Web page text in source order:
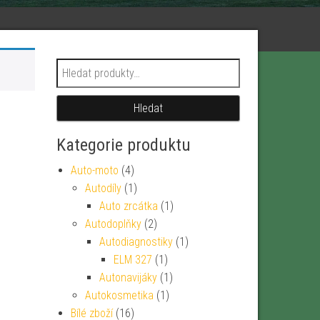
Hledat:
Hledat
Kategorie produktu
Auto-moto (4)
Autodíly (1)
Auto zrcátka (1)
Autodoplňky (2)
Autodiagnostiky (1)
ELM 327 (1)
Autonavijáky (1)
Autokosmetika (1)
Bílé zboží (16)